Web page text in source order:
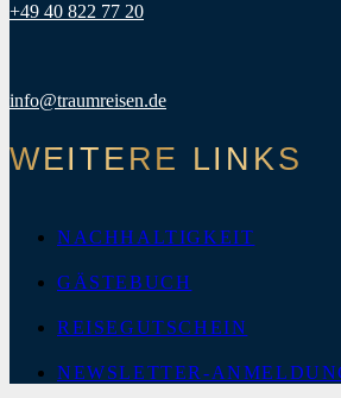
+49 40 822 77 20
info@traumreisen.de
WEITERE LINKS
NACHHALTIGKEIT
GÄSTEBUCH
REISEGUTSCHEIN
NEWSLETTER-